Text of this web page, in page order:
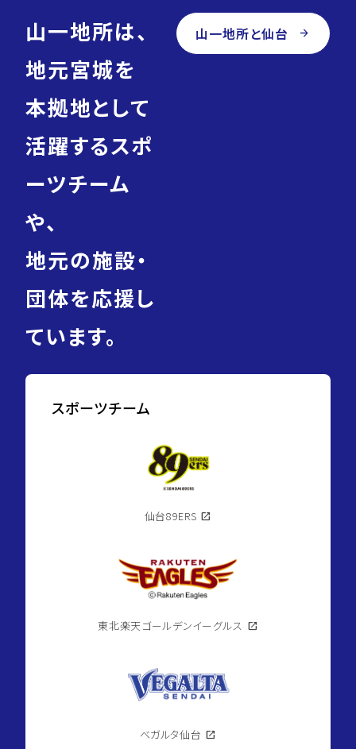
山一地所は、
地元宮城を
本拠地として
活躍するスポ
ーツチーム
や、
地元の施設・
団体を応援し
ています。
山一地所と仙台 arrow_forward
スポーツチーム
仙台89ERS open_in_new
東北楽天ゴールデンイーグルス open_in_new
ベガルタ仙台 open_in_new